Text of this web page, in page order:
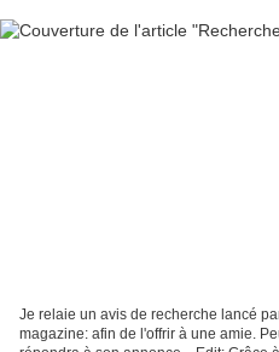
Je relaie un avis de recherche lancé
magazine: afin de l'offrir à une amie.